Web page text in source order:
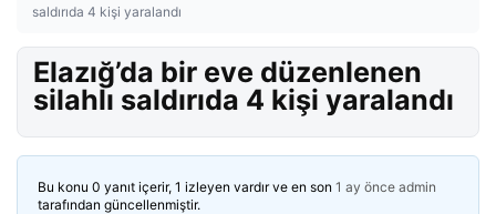
saldırıda 4 kişi yaralandı
Elazığ’da bir eve düzenlenen
silahlı saldırıda 4 kişi yaralandı
Bu konu 0 yanıt içerir, 1 izleyen vardır ve en son 1 ay önce admin
tarafından güncellenmiştir.